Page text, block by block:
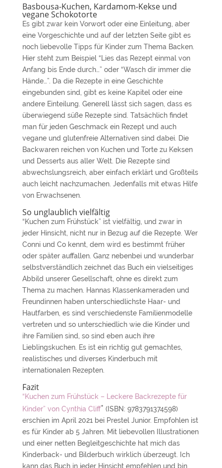
Basbousa-Kuchen, Kardamom-Kekse und
vegane Schokotorte
Es gibt zwar kein Vorwort oder eine Einleitung, aber
eine Vorgeschichte und auf der letzten Seite gibt es
noch liebevolle Tipps für Kinder zum Thema Backen.
Hier steht zum Beispiel “Lies das Rezept einmal von
Anfang bis Ende durch…” oder “Wasch dir immer die
Hände…”. Da die Rezepte in eine Geschichte
eingebunden sind, gibt es keine Kapitel oder eine
andere Einteilung. Generell lässt sich sagen, dass es
überwiegend süße Rezepte sind. Tatsächlich findet
man für jeden Geschmack ein Rezept und auch
vegane und glutenfreie Alternativen sind dabei. Die
Backwaren reichen von Kuchen und Torte zu Keksen
und Desserts aus aller Welt. Die Rezepte sind
abwechslungsreich, aber einfach erklärt und Großteils
auch leicht nachzumachen. Jedenfalls mit etwas Hilfe
von Erwachsenen.
So unglaublich vielfältig
“Kuchen zum Frühstück” ist vielfältig, und zwar in
jeder Hinsicht, nicht nur in Bezug auf die Rezepte. Wer
Conni und Co kennt, dem wird es bestimmt früher
oder später auffallen. Ganz nebenbei und wunderbar
selbstverständlich zeichnet das Buch ein vielseitiges
Abbild unserer Gesellschaft, ohne es direkt zum
Thema zu machen. Hannas Klassenkameraden und
Freundinnen haben unterschiedlichste Haar- und
Hautfarben, es sind verschiedenste Familienmodelle
vertreten und so unterschiedlich wie die Kinder und
ihre Familien sind, so sind eben auch ihre
Lieblingskuchen. Es ist ein richtig gut gemachtes,
realistisches und diverses Kinderbuch mit
internationalen Rezepten.
Fazit
“Kuchen zum Frühstück – Leckere Backrezepte für
Kinder” von Cynthia Cliff* (ISBN: 9783791374598)
erschien im April 2021 bei Prestel Junior. Empfohlen ist
es für Kinder ab 5 Jahren. Mit liebevollen Illustrationen
und einer netten Begleitgeschichte hat mich das
Kinderback- und Bilderbuch wirklich überzeugt. Ich
kann das Buch in jeder Hinsicht empfehlen und bin